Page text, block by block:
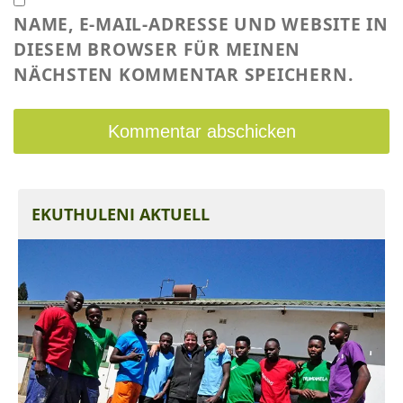
NAME, E-MAIL-ADRESSE UND WEBSITE IN
DIESEM BROWSER FÜR MEINEN
NÄCHSTEN KOMMENTAR SPEICHERN.
EKUTHULENI AKTUELL